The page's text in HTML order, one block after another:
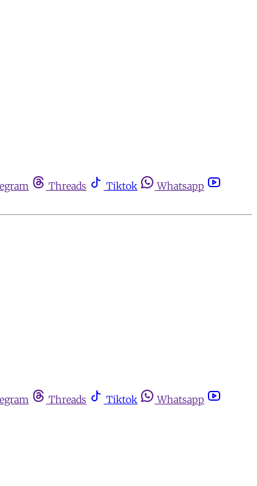
Threads Tiktok
Whatsapp
Threads Tiktok
Whatsapp